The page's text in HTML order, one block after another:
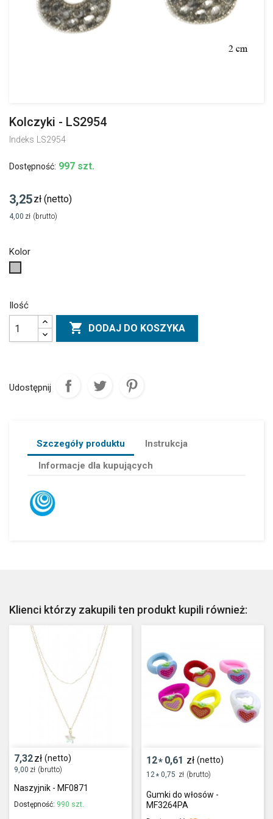
Kolczyki - LS2954
Indeks LS2954
Dostępność: 997 szt.
3,25zł (netto)
4,00 zł (brutto)
Kolor
Ilość
 DODAJ DO KOSZYKA
Udostępnij
Szczegóły produktu
Instrukcja
Informacje dla kupujących
Klienci którzy zakupili ten produkt kupili również:
7,32zł (netto)
9,00 zł (brutto)
Naszyjnik - MF0871
Dostępność: 990 szt.
12* 0,61 zł (netto)
12* 0,75 zł (brutto)
Gumki do włosów -
MF3264PA